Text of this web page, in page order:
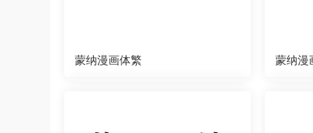
蒙纳漫画体繁 蒙纳漫